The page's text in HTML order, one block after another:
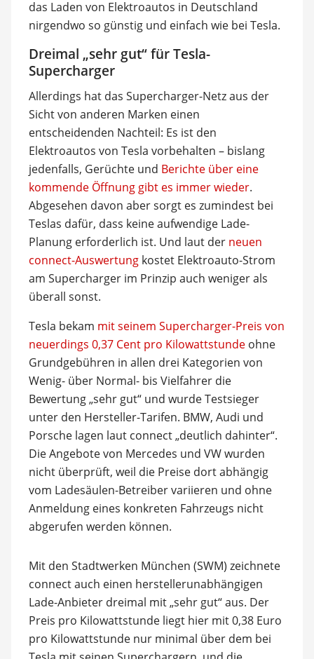
das Laden von Elektroautos in Deutschland
nirgendwo so günstig und einfach wie bei Tesla.
Dreimal „sehr gut“ für Tesla-
Supercharger
Allerdings hat das Supercharger-Netz aus der
Sicht von anderen Marken einen
entscheidenden Nachteil: Es ist den
Elektroautos von Tesla vorbehalten – bislang
jedenfalls, Gerüchte und Berichte über eine
kommende Öffnung gibt es immer wieder.
Abgesehen davon aber sorgt es zumindest bei
Teslas dafür, dass keine aufwendige Lade-
Planung erforderlich ist. Und laut der neuen
connect-Auswertungkostet Elektroauto-Strom
am Supercharger im Prinzip auch weniger als
überall sonst.
Tesla bekam mit seinem Supercharger-Preis von
neuerdings 0,37 Cent pro Kilowattstundeohne
Grundgebühren in allen drei Kategorien von
Wenig- über Normal- bis Vielfahrer die
Bewertung „sehr gut“ und wurde Testsieger
unter den Hersteller-Tarifen. BMW, Audi und
Porsche lagen laut connect „deutlich dahinter“.
Die Angebote von Mercedes und VW wurden
nicht überprüft, weil die Preise dort abhängig
vom Ladesäulen-Betreiber variieren und ohne
Anmeldung eines konkreten Fahrzeugs nicht
abgerufen werden können.
Mit den Stadtwerken München (SWM) zeichnete
connect auch einen herstellerunabhängigen
Lade-Anbieter dreimal mit „sehr gut“ aus. Der
Preis pro Kilowattstunde liegt hier mit 0,38 Euro
pro Kilowattstunde nur minimal über dem bei